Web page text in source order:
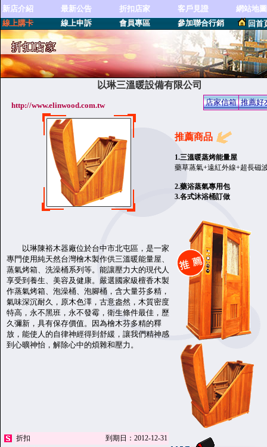
新店介紹 最新公告 折扣店家 客戶見證
網站地圖
線上購卡
線上申訴 會員專區 參加聯合行銷 回首
以琳三溫暖設備有限公司
http://www.elinwood.com.tw 店家信箱 推薦好
以琳陳裕木器廠位於台中市北屯區，是一家
專門使用純天然台灣檜木製作供三溫暖能量屋、
蒸氣烤箱、洗澡桶系列等。能讓壓力大的現代人
享受到養生、美容及健康。嚴選國家級檀香木製
作蒸氣烤箱、泡澡桶、泡腳桶，含大量芬多精，
氣味深沉耐久，原木色澤，古意盎然，木質密度
特高，永不黑班，永不發霉，衛生條件最佳，歷
久彌新，具有保存價值。因為檜木芬多精的釋
放，能使人的自律神經得到舒緩，讓我們精神感
到心曠神怡，解除心中的煩雜和壓力。
推薦商品
1.三溫暖蒸烤能量屋
藥草蒸氣+遠紅外線+超長磁
2.藥浴蒸氣專用包
3.各式沐浴桶訂做
折扣
到期日：2012-12-31